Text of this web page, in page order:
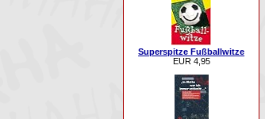
Superspitze Fußballwitze
EUR 4,95